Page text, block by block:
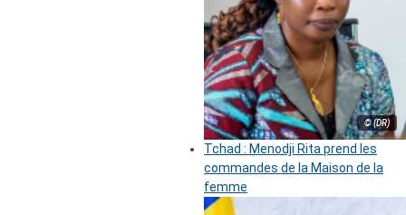
© (DR)
Tchad : Menodji Rita prend les
commandes de la Maison de la
femme